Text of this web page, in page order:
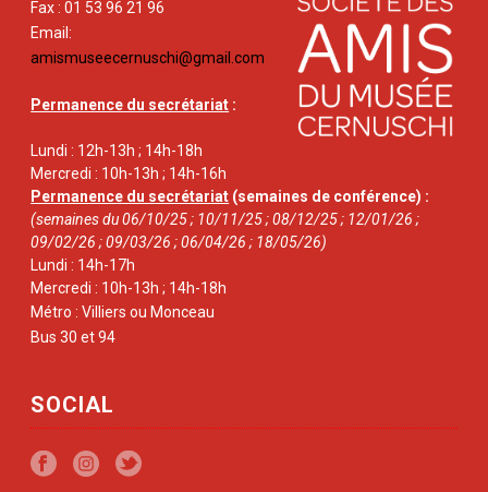
Fax : 01 53 96 21 96
Email:
amismuseecernuschi@gmail.com
Permanence du secrétariat :
Lundi : 12h-13h ; 14h-18h
Mercredi : 10h-13h ; 14h-16h
Permanence du secrétariat (semaines de conférence) :
(semaines du 06/10/25 ; 10/11/25 ; 08/12/25 ; 12/01/26 ;
09/02/26 ; 09/03/26 ; 06/04/26 ; 18/05/26)
Lundi : 14h-17h
Mercredi : 10h-13h ; 14h-18h
Métro : Villiers ou Monceau
Bus 30 et 94
SOCIAL